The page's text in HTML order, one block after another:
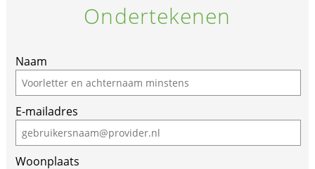
Ondertekenen
If
you
are
a
human,
ignore
this
Naam
E-mailadres
Woonplaats